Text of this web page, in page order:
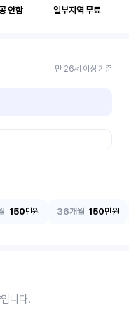
안함 일부지역 무료
만 26세 이상 기준
150만원 36개월 150만원
니다.